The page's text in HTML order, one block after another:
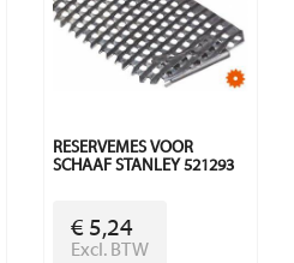
RESERVEMES VOOR
SCHAAF STANLEY 521293
€ 5,24
Excl. BTW